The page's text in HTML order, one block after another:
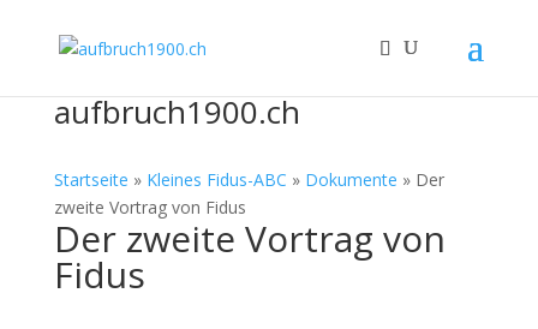
aufbruch1900.ch
Startseite » Kleines Fidus-ABC » Dokumente » Der
zweite Vortrag von Fidus
Der zweite Vortrag von
Fidus